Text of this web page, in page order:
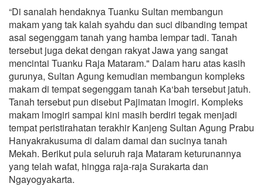
“Di sanalah hendaknya Tuanku Sultan membangun
makam yang tak kalah syahdu dan suci dibanding tempat
asal segenggam tanah yang hamba lempar tadi. Tanah
tersebut juga dekat dengan rakyat Jawa yang sangat
mencintai Tuanku Raja Mataram." Dalam haru atas kasih
gurunya, Sultan Agung kemudian membangun kompleks
makam di tempat segenggam tanah Ka‘bah tersebut jatuh.
Tanah tersebut pun disebut Pajimatan lmogiri. Kompleks
makam lmogiri sampai kini masih berdiri tegak menjadi
tempat peristirahatan terakhir Kanjeng Sultan Agung Prabu
Hanyakrakusuma di dalam damai dan sucinya tanah
Mekah. Berikut pula seluruh raja Mataram keturunannya
yang telah wafat, hingga raja-raja Surakarta dan
Ngayogyakarta.